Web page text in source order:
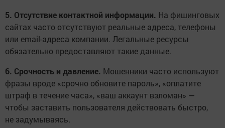
5. Отсутствие контактной информации. На фишинговых
сайтах часто отсутствуют реальные адреса, телефоны
или email-адреса компании. Легальные ресурсы
обязательно предоставляют такие данные.
6. Срочность и давление. Мошенники часто используют
фразы вроде «срочно обновите пароль», «оплатите
штраф в течение часа», «ваш аккаунт взломан» —
чтобы заставить пользователя действовать быстро,
не задумываясь.